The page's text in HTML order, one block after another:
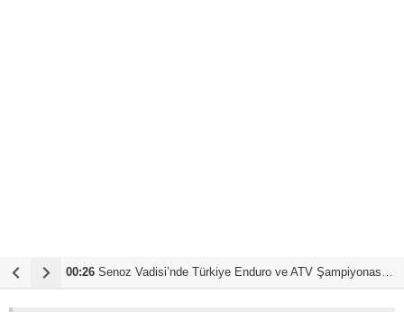
00:26 Senoz Vadisi’nde Türkiye Enduro ve ATV Şampiyonası Canlı Yayında